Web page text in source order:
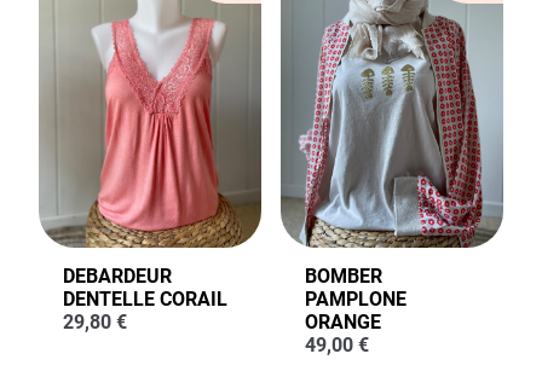
DEBARDEUR
DENTELLE CORAIL
29,80 €
BOMBER
PAMPLONE
ORANGE
49,00 €